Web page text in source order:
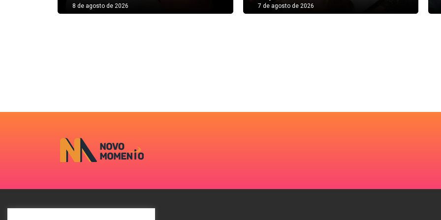
8 de agosto de 2026 7 de agosto de 2026